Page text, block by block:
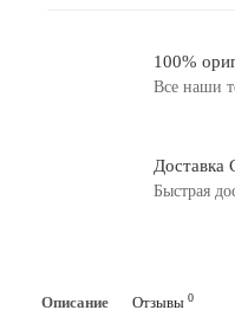
100%
Все наши
Быстрая
Описание Отзывы 0